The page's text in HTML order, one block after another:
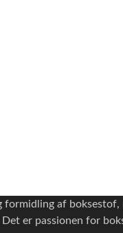
af
er passionen for